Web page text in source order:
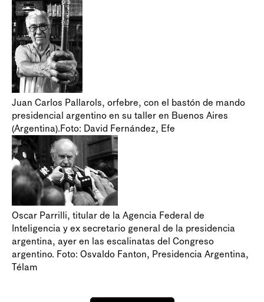
Juan Carlos Pallarols, orfebre, con el bastón de mando
presidencial argentino en su taller en Buenos Aires
(Argentina).Foto: David Fernández, Efe
Oscar Parrilli, titular de la Agencia Federal de
Inteligencia y ex secretario general de la presidencia
argentina, ayer en las escalinatas del Congreso
argentino. Foto: Osvaldo Fanton, Presidencia Argentina,
Télam